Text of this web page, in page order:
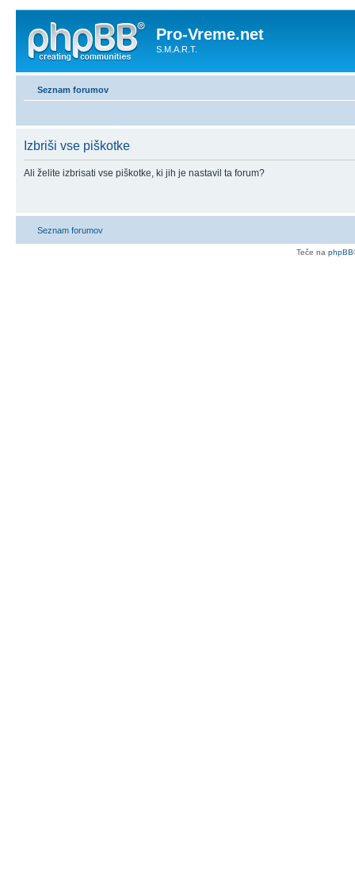
Pro-Vreme.net
S.M.A.R.T.
Seznam forumov
Izbriši vse piškotke
Ali želite izbrisati vse piškotke, ki jih je nastavil ta forum?
Seznam forumov
Teče na phpBB